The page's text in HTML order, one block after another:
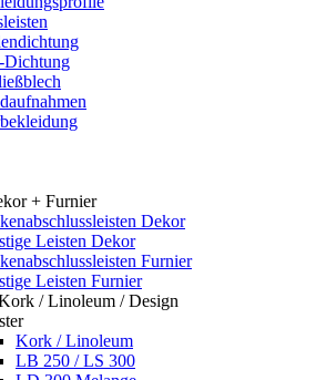
Dichtung
+ Furnier
Dekor
Leisten Dekor
Furnier
Leisten Furnier
/ Linoleum / Design
Kork / Linoleum
LB 250 / LS 300